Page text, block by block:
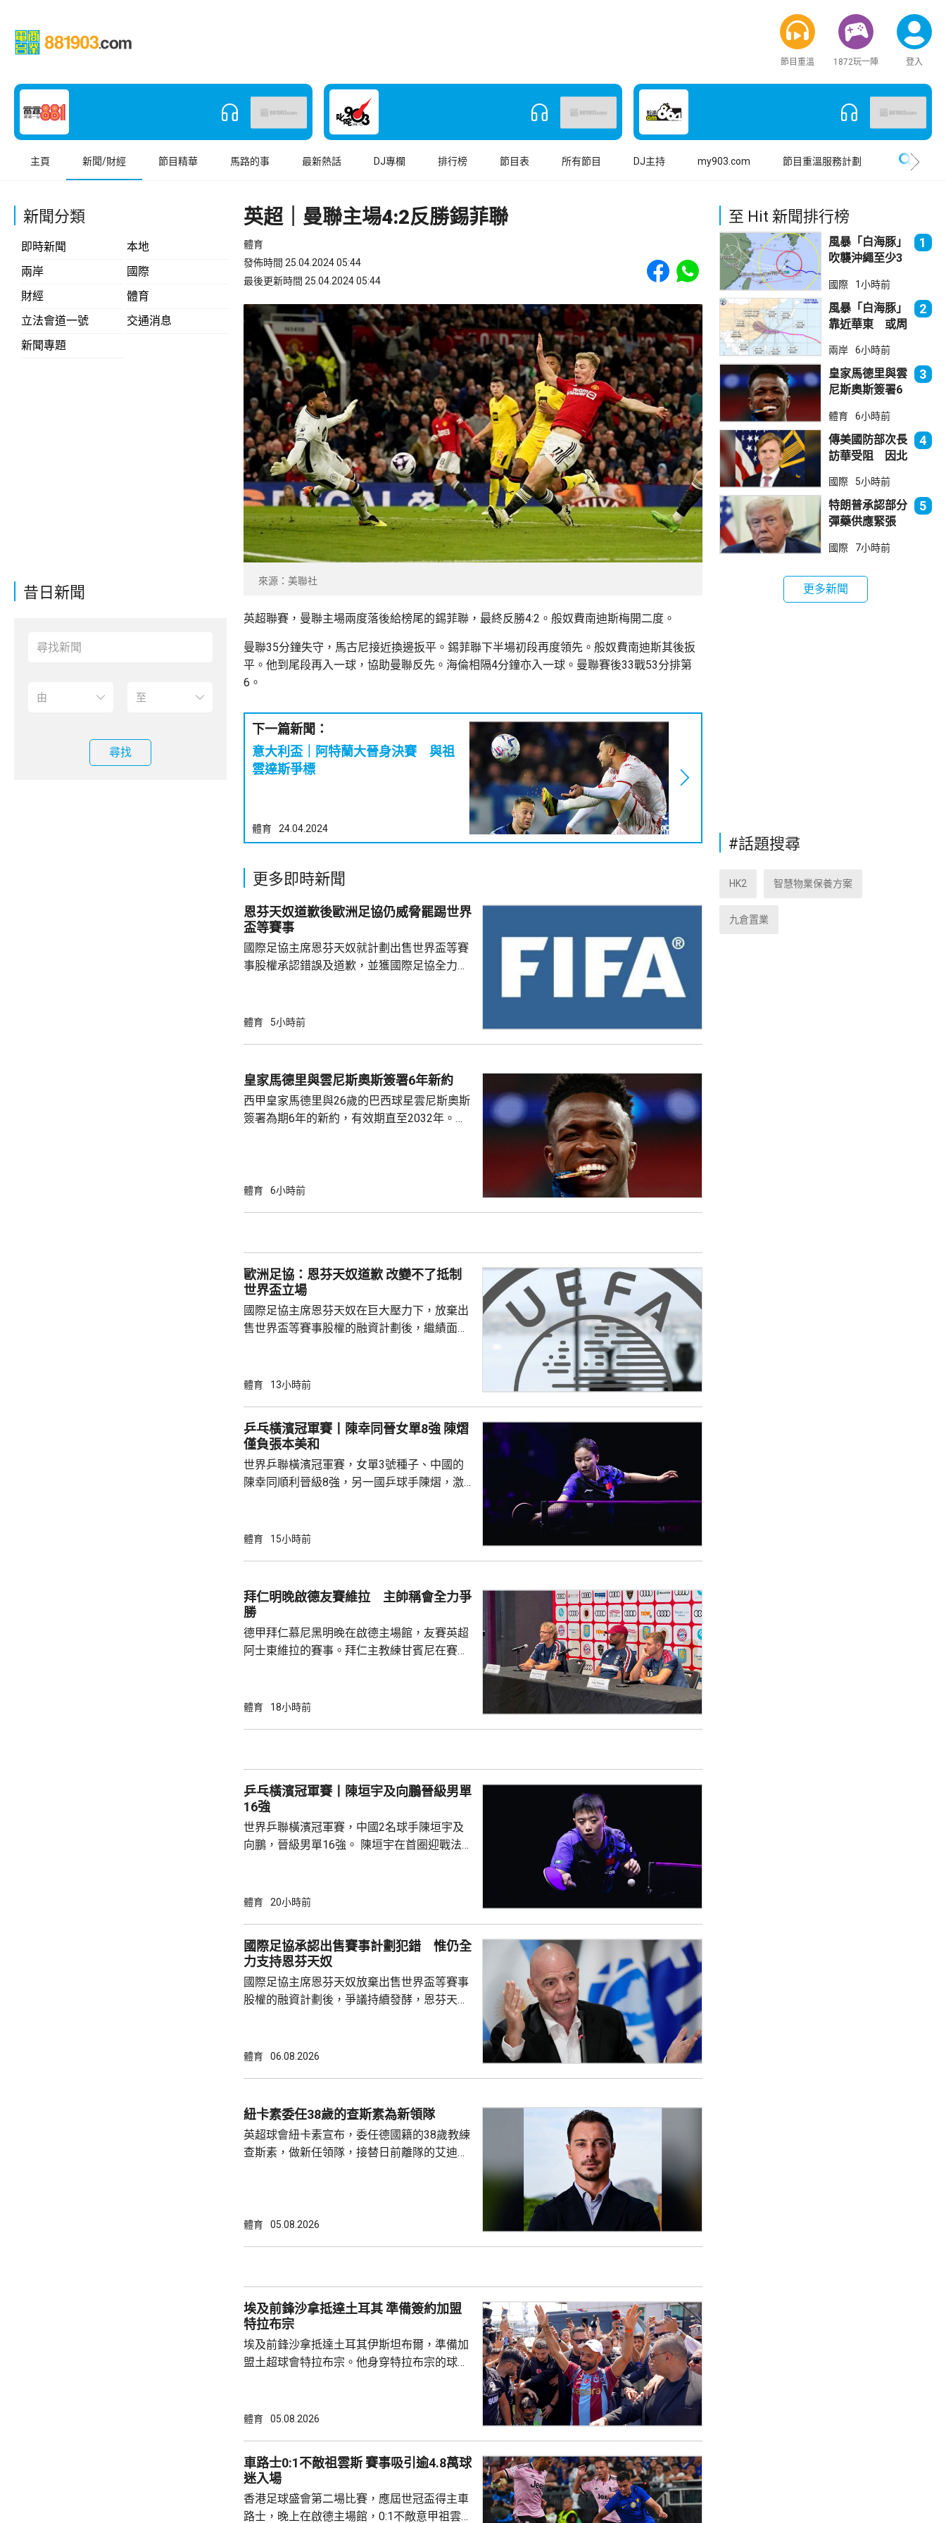
節目重溫 1872玩一陣 登入
主頁 新聞/財經 節目精華 馬路的事 最新熱話 DJ專欄 排行榜 節目表 所有節目 DJ主持 my903.com 節目重溫服務計劃
新聞分類
即時新聞
本地
兩岸
國際
財經
體育
立法會道一號
交通消息
新聞專題
昔日新聞
尋找
英超｜曼聯主場4:2反勝錫菲聯
體育
發佈時間 25.04.2024 05:44
最後更新時間 25.04.2024 05:44
Share to Facebook
Share to WhatsApp
來源：美聯社
英超聯賽，曼聯主場兩度落後給榜尾的錫菲聯，最終反勝4:2。般奴費南迪斯梅開二度。
曼聯35分鐘失守，馬古尼接近換邊扳平。錫菲聯下半場初段再度領先。般奴費南迪斯其後扳
平。他到尾段再入一球，協助曼聯反先。海倫相隔4分鐘亦入一球。曼聯賽後33戰53分排第
6。
下一篇新聞：
意大利盃｜阿特蘭大晉身決賽 與祖
雲達斯爭標
體育 24.04.2024
更多即時新聞
恩芬天奴道歉後歐洲足協仍威脅罷踢世界
盃等賽事
國際足協主席恩芬天奴就計劃出售世界盃等賽
事股權承認錯誤及道歉，並獲國際足協全力支
確條件，第一是撤回出售賽事股權的提議，第
芬天奴擔任國際足協主席失去信心。國際職業
足球員協會則指責恩芬天奴嚴重濫用職權。
體育 5小時前
皇家馬德里與雲尼斯奧斯簽署6年新約
西甲皇家馬德里與26歲的巴西球星雲尼斯奧斯
簽署為期6年的新約，有效期直至2032年。雙
法林明高轉投皇馬，先後上陣375場賽事，入
體育 6小時前
歐洲足協：恩芬天奴道歉 改變不了抵制
世界盃立場
國際足協主席恩芬天奴在巨大壓力下，放棄出
售世界盃等賽事股權的融資計劃後，繼績面臨
歉；國際足協會後發聲明，重申全力支持恩芬
諾會確保類似事件不再發生。 歐洲足協表示，
恩芬天奴作出道歉，改變不了他們抵制世界盃
等國際足協相關賽事的立場，他們對恩芬...
體育 13小時前
乒乓橫濱冠軍賽丨陳幸同晉女單8強 陳熠
僅負張本美和
世界乒聯橫濱冠軍賽，女單3號種子、中國的
陳幸同順利晉級8強，另一國乒球手陳熠，激
全場控制大局下，以直落3局11:8、11:2及11:2
氣勢，張本美和絕地反擊 ，連追3局11: 5、
12:10及11:5逆轉晉級。 男單16強賽事...
體育 15小時前
拜仁明晚啟德友賽維拉 主帥稱會全力爭
勝
德甲拜仁慕尼黑明晚在啟德主場館，友賽英超
阿士東維拉的賽事。拜仁主教練甘賓尼在賽前
球隊本身整體能力。他表示，明天將會以爭勝
標，甘賓尼說，會爭取歐聯奪標，要達到這目
標，每位球員必須具備實力，在夏季轉會窗...
體育 18小時前
乒乓橫濱冠軍賽丨陳垣宇及向鵬晉級男單
16強
世界乒聯橫濱冠軍賽，中國2名球手陳垣宇及
向鵬，晉級男單16強。 陳垣宇在首圈迎戰法
11:2勝出；下一圈將會同南韓的張禹珍爭奪8
11:8，在16強將硬撼3號種子、日本的張本智
和。 男單16強全部產生，日本同南韓各佔...
體育 20小時前
國際足協承認出售賽事計劃犯錯 惟仍全
力支持恩芬天奴
國際足協主席恩芬天奴放棄出售世界盃等賽事
股權的融資計劃後，爭議持續發酵，恩芬天奴
長達7小時，恩芬天奴發言時承認錯誤及道
員，會後聲明重申全力支持恩芬天奴，但承認
出售賽事股權的計劃是犯下錯誤，相關程序本
應以不同的方式處理，強調無意將國際足協
理...
體育 06.08.2026
紐卡素委任38歲的查斯素為新領隊
英超球會紐卡素宣布，委任德國籍的38歲教練
查斯素，做新任領隊，接替日前離隊的艾迪賀
帶領沙特球會吉達艾阿里。他將是英超歷來第
體育 05.08.2026
埃及前鋒沙拿抵達土耳其 準備簽約加盟
特拉布宗
埃及前鋒沙拿抵達土耳其伊斯坦布爾，準備加
盟土超球會特拉布宗。他身穿特拉布宗的球
家見面。 34歲的沙拿上季同效力了9年的英超
表示周四將舉行簽約儀式。特拉布宗是土耳其
第四大球會，緊次於費倫巴治、加拉塔沙雷及
比錫達斯，上季取得聯賽季軍，將參與歐霸...
體育 05.08.2026
車路士0:1不敵祖雲斯 賽事吸引逾4.8萬球
迷入場
香港足球盛會第二場比賽，應屆世冠盃得主車
路士，晚上在啟德主場館，0:1不敵意甲祖雲
至 Hit 新聞排行榜
風暴「白海豚」
吹襲沖繩至少3
取消
1
國際 1小時前
風暴「白海豚」
靠近華東 或周
2
兩岸 6小時前
皇家馬德里與雲
尼斯奧斯簽署6
3
體育 6小時前
傳美國防部次長
訪華受阻 因北
售
4
國際 5小時前
特朗普承認部分
彈藥供應緊張
成
5
國際 7小時前
更多新聞
#話題搜尋
HK2 智慧物業保養方案
九倉置業